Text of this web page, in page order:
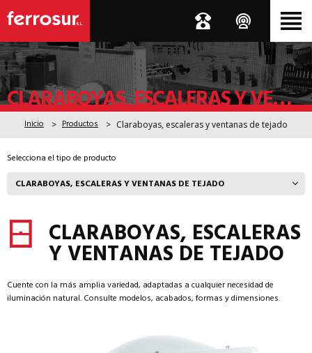
CLARABOYAS, ESCALERAS Y VENTANAS DE TEJADO
Inicio Productos Claraboyas, escaleras y ventanas de tejado
Selecciona el tipo de producto
CLARABOYAS, ESCALERAS
Y VENTANAS DE TEJADO
Cuente con la más amplia variedad, adaptadas a cualquier necesidad de
iluminación natural. Consulte modelos, acabados, formas y dimensiones.